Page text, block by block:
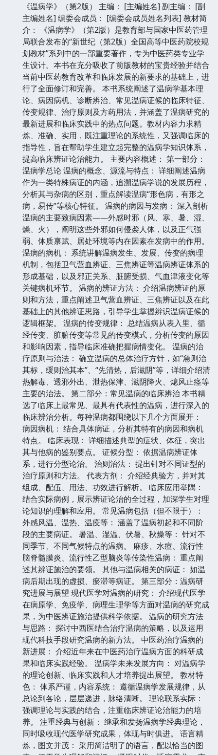
《温病学》（第2版） 主编： [主编姓名] 副主编： [副
主编姓名] 编委会成员： [编委会成员姓名列表] 教材简
介： 《温病学》（第2版）是教育部与国家中医药管理
局联合发布的“新世纪（第2版）全国高等中医药院校规
划教材”系列中的一部重要著作，专为中医药类专业学
生设计。本书在充分吸收了前版教材的宝贵经验并结合
当前中医药教育改革和临床发展的新要求的基础上，进
行了全面修订和完善。 本书系统阐述了温病学基本理
论、病因病机、诊断辨治、常见温病证候的临床特征、
传变规律、治疗原则及方药用法，并涵盖了温病研究的
最新进展和临床实践中的热点问题。教材内容力求精
炼、准确、实用，既注重理论的系统性，又强调临床的
指导性，旨在帮助学生建立起完整的温病学知识体系，
提高临床辨证论治能力。 主要内容概述： 第一部分：
温病学总论 温病的概念、源流与特点： 详细阐述温病
作为一类特殊病证的内涵，追溯温病学说的发展历程，
分析其与杂病的区别，重点解读温病“形色病，有形之
病，易传”等核心特征。 温病的病因与发病： 深入剖析
温病的主要致病因素——外感时邪（风、寒、暑、湿、
燥、火），阐明这些外邪如何侵袭人体，以及正气强
弱、体质禀赋、居处环境等内在因素在发病中的作用。
温病的病机： 系统讲解温病发生、发展、传变的病理
机制，包括卫气营血辨证、三焦辨证等温病辨证体系的
形成基础，以及邪正关系、脏腑受损、气血津液变化等
关键病机环节。 温病的辨证方法： 介绍温病辨证的原
则和方法，重点阐述卫气营血辨证、三焦辨证以及在此
基础上的其他辨证思路，引导学生掌握辨识温病证候的
逻辑框架。 温病的传变规律： 总结温病从表入里、循
经传变、脏腑传变等常见的传变模式，分析传变的原因
和影响因素，指导临床准确把握病情变化。 温病的治
疗原则与治法： 确立温病的总体治疗方针，如“急则治
其标，缓则治其本”、“先清热，后滋阴”等，详细介绍清
热解毒、透邪外出、泄热保津、滋阴降火、熄风止痉等
主要的治法。 第二部分：常见温病的临床辨治 本书精
选了临床上最常见、最具有代表性的温病，进行深入的
临床辨治分析。每种温病都围绕以下几个方面展开：
病因病机： 结合具体病证，分析其特有的病因和病机
特点。 临床表现： 详细描述典型的症状、体征，突出
其与他病的鉴别要点。 证候分型： 依据温病辨证体
系，进行分型论治。 治则治法： 提出针对不同证型的
治疗原则和方法。 代表方剂： 介绍经典验方，并对其
组成、配伍、用法、功效进行解析。 临床应用举隅：
结合实际病例，展示辨证论治的全过程，加深学生对理
论知识的理解和应用。 常见温病包括（但不限于）：
外感风温、温热、温疫等： 涵盖了温病初起和不同阶
段的主要病证。 暑温、湿温、伏暑、秋燥等： 针对不
同季节、不同气候特点的温病。 麻疹、水痘、流行性
脑脊髓膜炎、流行性乙型脑炎等传染性温病： 重点阐
述其辨证施治的要领。 其他与温病相关的病证： 如温
病后期出现的虚损、瘀滞等病证。 第三部分：温病研
究进展与展望 现代医学对温病的研究： 介绍现代医学
在病原学、免疫学、病理生理学等方面对温病的研究成
果，为中医辨证施治提供科学依据。 温病的研究方法
与思路： 探讨中西医结合治疗温病的策略，以及运用
现代科技手段研究温病的新方法。 中医药治疗温病的
新进展： 介绍近年来在中医药治疗温病方面的科研成
果和临床实践经验。 温病学未来发展方向： 对温病学
的理论创新、临床实践和人才培养提出展望。 教材特
色： 体系严谨，内容系统： 遵循温病学发展规律，从
总论到各论，层层递进，脉络清晰。 理论联系实际：
强调理论与实践的结合，注重临床辨证论治能力的培
养。 注重经典与创新： 继承和发扬温病学经典理论，
同时吸收现代医学研究成果，体现与时俱进。 语言精
炼，图文并茂： 采用简洁明了的语言，配以恰当的图